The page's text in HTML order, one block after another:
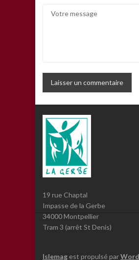
19 rue Chaptal
Impasse de la Gerbe
34000 Montpellier
Tram 3 (arrêt St Denis)
Islemag est propulsé par